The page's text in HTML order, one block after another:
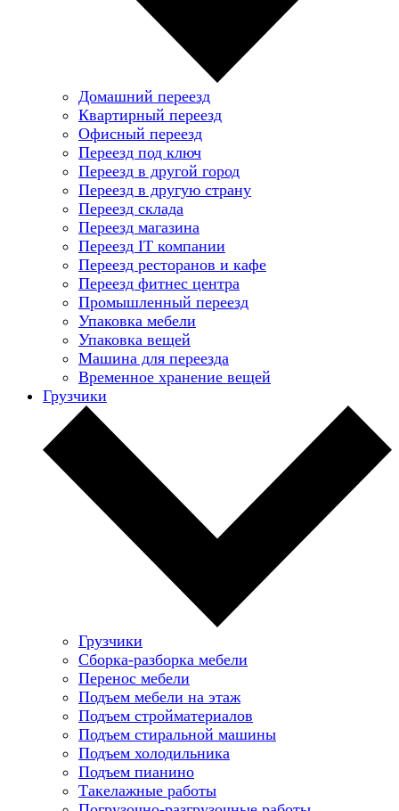
Домашний переезд
Квартирный переезд
Офисный переезд
Переезд под ключ
Переезд в другой город
Переезд в другую страну
Переезд склада
Переезд магазина
Переезд IT компании
Переезд ресторанов и кафе
Переезд фитнес центра
Промышленный переезд
Упаковка мебели
Упаковка вещей
Машина для переезда
Временное хранение вещей
Грузчики
Грузчики
Сборка-разборка мебели
Перенос мебели
Подъем мебели на этаж
Подъем стройматериалов
Подъем стиральной машины
Подъем холодильника
Подъем пианино
Такелажные работы